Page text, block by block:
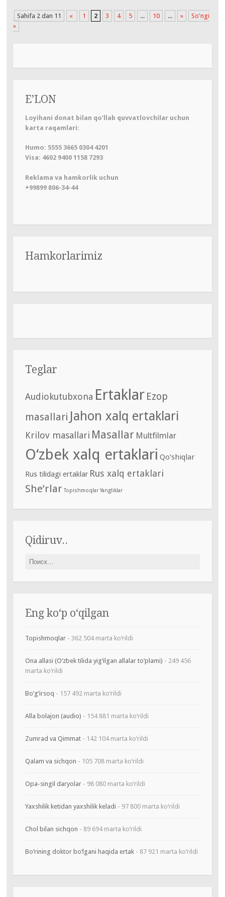
Sahifa 2 dan 11 « 1 2 3 4 5 ... 10 ... »
So'ngi
»
E’LON
Loyihani donat bilan qo‘llab quvvatlovchilar uchun
karta raqamlari:
Humo: 5555 3665 0304 4201
Visa: 4602 9400 1158 7293
Reklama va hamkorlik uchun
+99899 806-34-44
Hamkorlarimiz
Teglar
Audiokutubxona Ertaklar Ezop
masallari Jahon xalq ertaklari
Krilov masallari Masallar Multfilmlar
O‘zbek xalq ertaklari Qo‘shiqlar
Rus tilidagi ertaklar Rus xalq ertaklari
She’rlar Topishmoqlar Yangliklar
Qidiruv..
Найти:
Eng ko‘p o‘qilgan
Topishmoqlar- 362 504 marta ko‘rildi
Ona allasi (O‘zbek tilida yig‘ilgan allalar to‘plami) - 249 456
marta ko‘rildi
Bo’g’irsoq - 157 492 marta ko‘rildi
Alla bolajon (audio) - 154 881 marta ko‘rildi
Zumrad va Qimmat- 142 104 marta ko‘rildi
Qalam va sichqon - 105 708 marta ko‘rildi
Opa-singil daryolar- 98 080 marta ko‘rildi
Yaxshilik ketidan yaxshilik keladi - 97 800 marta ko‘rildi
Chol bilan sichqon - 89 694 marta ko‘rildi
Bo‘rining doktor bo‘lgani haqida ertak- 87 921 marta ko‘rildi